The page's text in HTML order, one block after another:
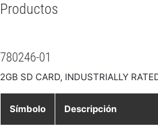
Productos
780246-01
2GB SD CARD, INDUSTRIALLY
Símbolo Descripción